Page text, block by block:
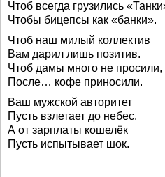
Чтоб всегда грузились
Чтобы бицепсы как «банки».
Чтоб наш милый коллектив
Вам дарил лишь позитив.
Чтоб дамы много не просили,
После… кофе приносили.
Ваш мужской авторитет
Пусть взлетает до небес.
А от зарплаты кошелёк
Пусть испытывает шок.